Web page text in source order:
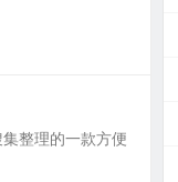
整理的一款方便